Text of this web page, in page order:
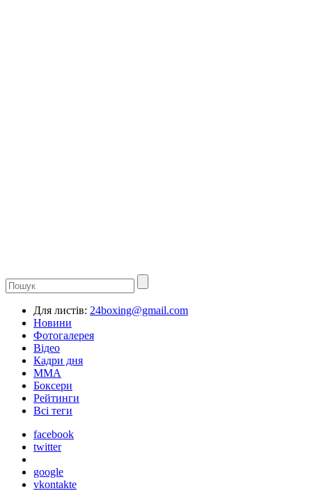
Для листів: 24boxing@gmail.com
Новини
Фотогалерея
Відео
Кадри дня
ММА
Боксери
Рейтинги
Всі теги
facebook
twitter
google
vkontakte